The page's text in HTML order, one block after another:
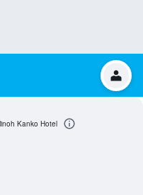
Kanko Hotel